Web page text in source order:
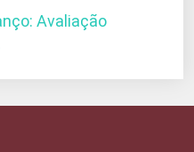
Avaliação